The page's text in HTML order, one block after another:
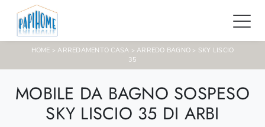
HOME >ARREDAMENTO CASA >ARREDO BAGNO > SKY LISCIO
35
MOBILE DA BAGNO SOSPESO
SKY LISCIO 35 DI ARBI